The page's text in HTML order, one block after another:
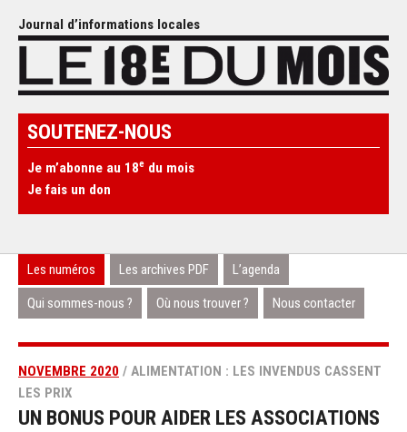
Journal d’informations locales
SOUTENEZ-NOUS
Je m’abonne au 18e du mois
Je fais un don
Les numéros Les archives PDF L’agenda
Qui sommes-nous ? Où nous trouver ? Nous contacter
NOVEMBRE 2020 / ALIMENTATION : LES INVENDUS CASSENT
LES PRIX
UN BONUS POUR AIDER LES ASSOCIATIONS